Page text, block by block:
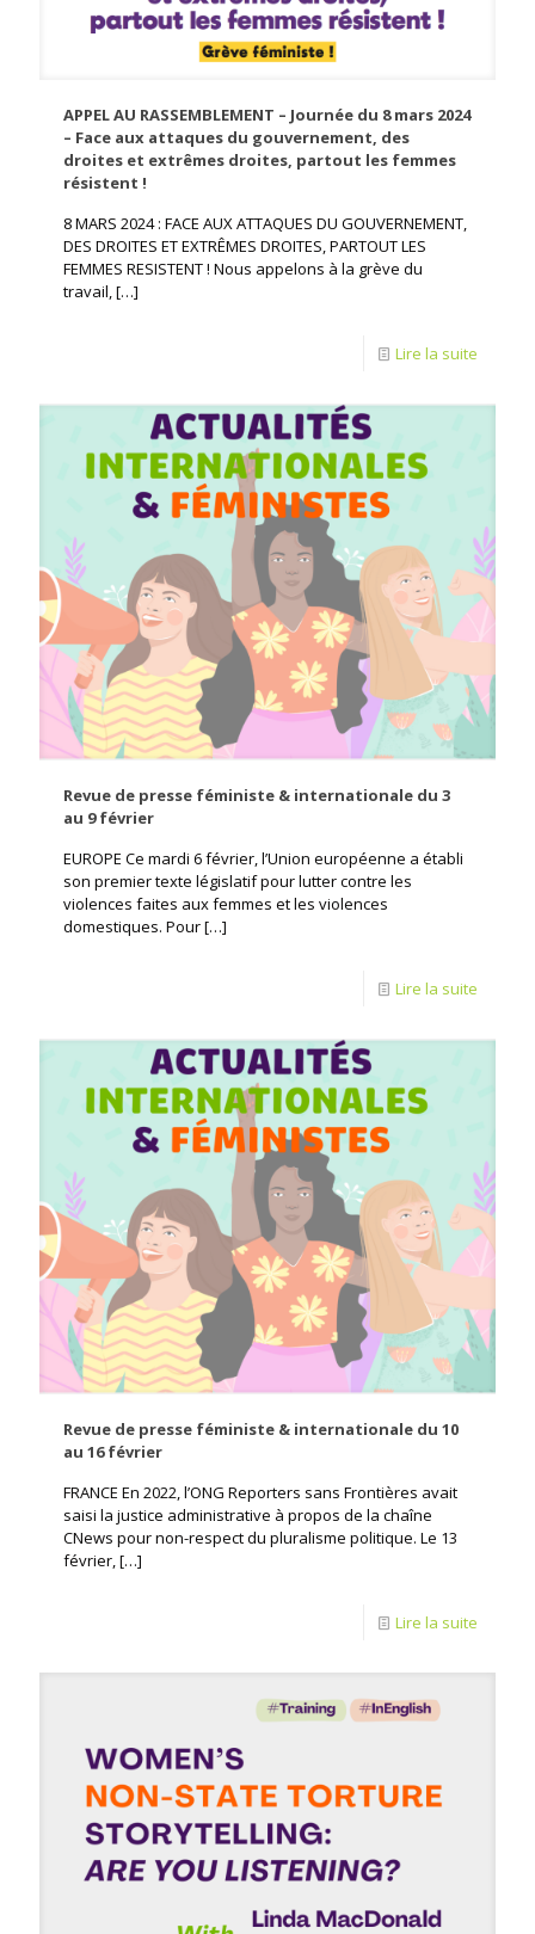
APPEL AU RASSEMBLEMENT – Journée du 8 mars 2024
– Face aux attaques du gouvernement, des
droites et extrêmes droites, partout les femmes
résistent !
8 MARS 2024 : FACE AUX ATTAQUES DU GOUVERNEMENT,
DES DROITES ET EXTRÊMES DROITES, PARTOUT LES
FEMMES RESISTENT ! Nous appelons à la grève du
travail,[…]
Lire la suite
Revue de presse féministe & internationale du 3
au 9 février
EUROPE Ce mardi 6 février, l’Union européenne a établi
son premier texte législatif pour lutter contre les
violences faites aux femmes et les violences
domestiques. Pour[…]
Lire la suite
Revue de presse féministe & internationale du 10
au 16 février
FRANCE En 2022, l’ONG Reporters sans Frontières avait
saisi la justice administrative à propos de la chaîne
CNews pour non-respect du pluralisme politique. Le 13
février,[…]
Lire la suite